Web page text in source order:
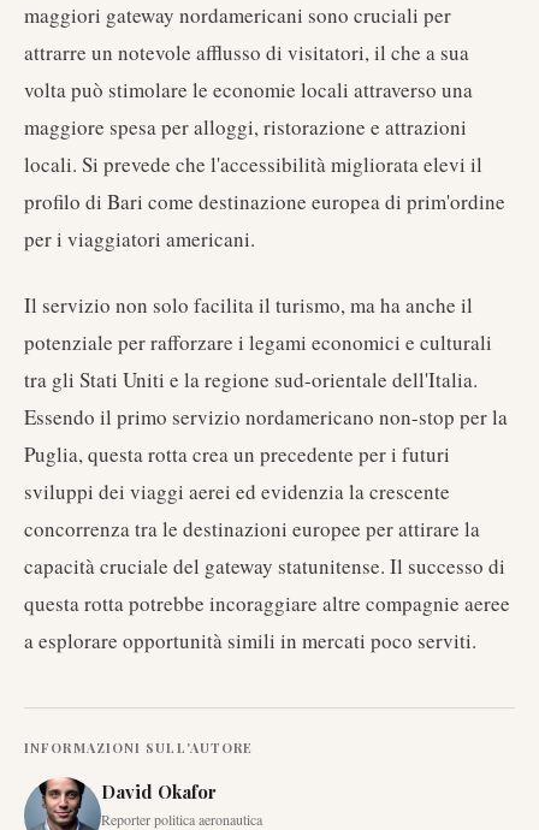
maggiori gateway nordamericani sono cruciali per
attrarre un notevole afflusso di visitatori, il che a sua
volta può stimolare le economie locali attraverso una
maggiore spesa per alloggi, ristorazione e attrazioni
locali. Si prevede che l'accessibilità migliorata elevi il
profilo di Bari come destinazione europea di prim'ordine
per i viaggiatori americani.
Il servizio non solo facilita il turismo, ma ha anche il
potenziale per rafforzare i legami economici e culturali
tra gli Stati Uniti e la regione sud-orientale dell'Italia.
Essendo il primo servizio nordamericano non-stop per la
Puglia, questa rotta crea un precedente per i futuri
sviluppi dei viaggi aerei ed evidenzia la crescente
concorrenza tra le destinazioni europee per attirare la
capacità cruciale del gateway statunitense. Il successo di
questa rotta potrebbe incoraggiare altre compagnie aeree
a esplorare opportunità simili in mercati poco serviti.
INFORMAZIONI SULL'AUTORE
David Okafor
Reporter politica aeronautica